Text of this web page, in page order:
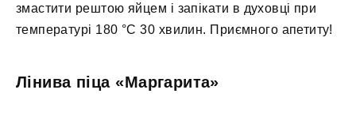
змастити рештою яйцем і запікати в духовці при
температурі 180 °C 30 хвилин. Приємного апетиту!
Лінива піца «Маргарита»